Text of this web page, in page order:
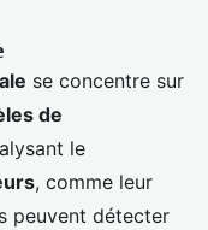
se concentre sur
de
le
, comme leur
peuvent détecter